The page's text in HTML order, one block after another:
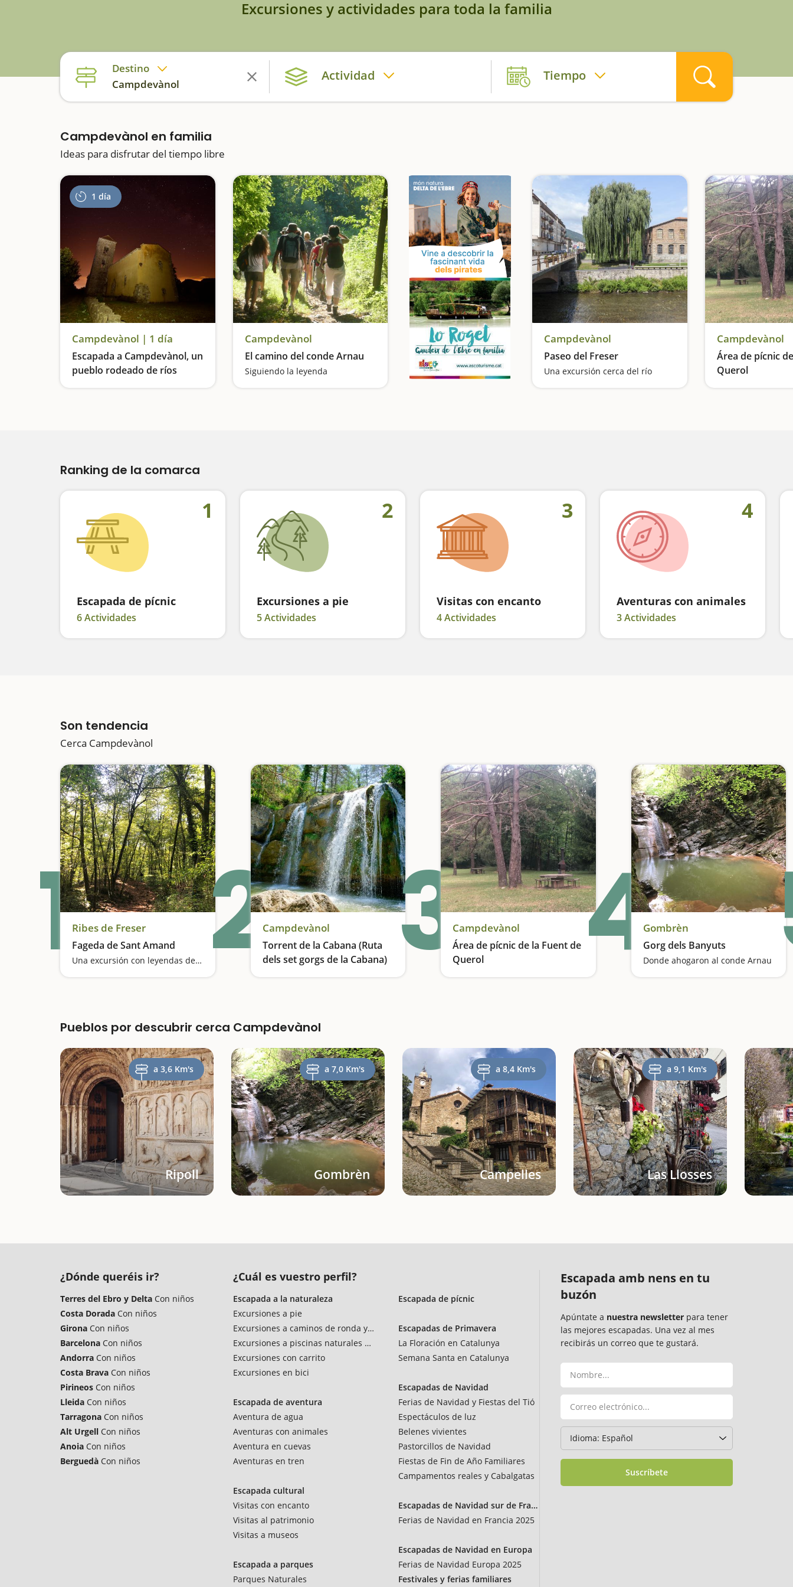
Excursiones y actividades para toda la familia
Destino
Campdevànol
Actividad Tiempo
Campdevànol en familia
Ideas para disfrutar del tiempo libre
1 día
Campdevànol | 1 día
Escapada a Campdevànol, un
pueblo rodeado de ríos
Campdevànol
El camino del conde Arnau
Siguiendo la leyenda
Campdevànol
Paseo del Freser
Una excursión cerca del río
Campdevànol
Área de pícnic
Querol
En plena
Ranking de la comarca
1
Escapada de pícnic
6 Actividades
2
Excursiones a pie
5 Actividades
3
Visitas con encanto
4 Actividades
4
Aventuras con animales
3 Actividades
Son tendencia
Cerca Campdevànol
1Ribes de Freser
Fageda de Sant Amand
Una excursión con leyendas del Conde Arnau 2Campdevànol
Torrent de la Cabana (Ruta
dels set gorgs de la Cabana)
El paraíso de las pozas 3Campdevànol
Área de pícnic de la Fuent de
Querol
En plena naturaleza 4Gombrèn
Gorg dels Banyuts
Donde ahogaron al conde Arnau
Pueblos por descubrir cerca Campdevànol
a 3,6 Km's
Ripoll
a 7,0 Km's
Gombrèn
a 8,4 Km's
Campelles
a 9,1 Km's
Las Llosses
¿Dónde queréis ir?
Terres del Ebro y Delta Con niños
Costa Dorada Con niños
Girona Con niños
Barcelona Con niños
Andorra Con niños
Costa Brava Con niños
Pirineos Con niños
Lleida Con niños
Tarragona Con niños
Alt Urgell Con niños
Anoia Con niños
Berguedà Con niños
¿Cuál es vuestro perfil?
Escapada a la naturaleza
Excursiones a pie
Excursiones a caminos de ronda y vías verdes
Excursiones a piscinas naturales y rios
Excursiones con carrito
Excursiones en bici
Escapada de aventura
Aventura de agua
Aventuras con animales
Aventura en cuevas
Aventuras en tren
Escapada cultural
Visitas con encanto
Visitas al patrimonio
Visitas a museos
Escapada a parques
Parques Naturales
Escapada de pícnic
Escapadas de Primavera
La Floración en Catalunya
Semana Santa en Catalunya
Escapadas de Navidad
Ferias de Navidad y Fiestas del Tió
Espectáculos de luz
Belenes vivientes
Pastorcillos de Navidad
Fiestas de Fin de Año Familiares
Campamentos reales y Cabalgatas
Escapadas de Navidad sur de Francia
Ferias de Navidad en Francia 2025
Escapadas de Navidad en Europa
Ferias de Navidad Europa 2025
Festivales y ferias familiares
Escapada amb nens en tu
buzón
Apúntate a nuestra newsletter para tener
las mejores escapadas. Una vez al mes
recibirás un correo que te gustará.
Suscríbete